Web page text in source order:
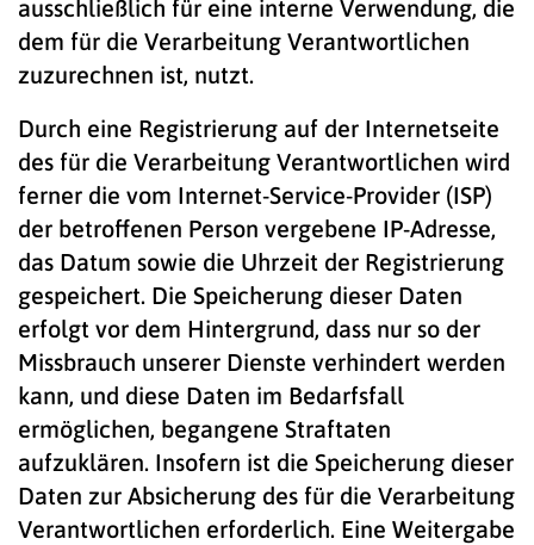
ausschließlich für eine interne Verwendung, die
dem für die Verarbeitung Verantwortlichen
zuzurechnen ist, nutzt.
Durch eine Registrierung auf der Internetseite
des für die Verarbeitung Verantwortlichen wird
ferner die vom Internet-Service-Provider (ISP)
der betroffenen Person vergebene IP-Adresse,
das Datum sowie die Uhrzeit der Registrierung
gespeichert. Die Speicherung dieser Daten
erfolgt vor dem Hintergrund, dass nur so der
Missbrauch unserer Dienste verhindert werden
kann, und diese Daten im Bedarfsfall
ermöglichen, begangene Straftaten
aufzuklären. Insofern ist die Speicherung dieser
Daten zur Absicherung des für die Verarbeitung
Verantwortlichen erforderlich. Eine Weitergabe